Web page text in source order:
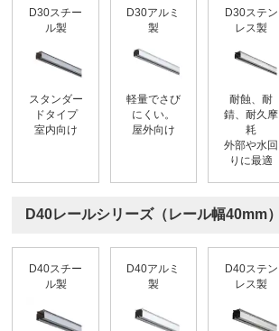
D30スチー
ル製
スタンダー
ドタイプ
室内向け
D30アルミ
製
軽量でさび
にくい。
屋外向け
D30ステン
レス製
耐蝕、耐
錆、耐久摩
耗
外部や水回
りに最適
D40レールシリーズ（レール幅40mm）
D40スチー
ル製
D40アルミ
製
D40ステン
レス製